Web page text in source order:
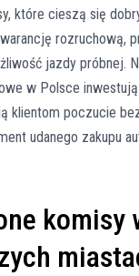
które cieszą się
rozruchową,
jazdy próbnej.
w Polsce
klientom poczucie
udanego zakupu
komisy